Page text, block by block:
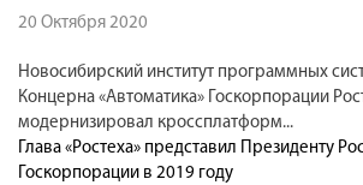
20 Октября 2020
Новосибирский институт программных
Концерна «Автоматика» Госкорпорации
модернизировал кроссплатформ...
Глава «Ростеха» представил Президенту
Госкорпорации в 2019 году